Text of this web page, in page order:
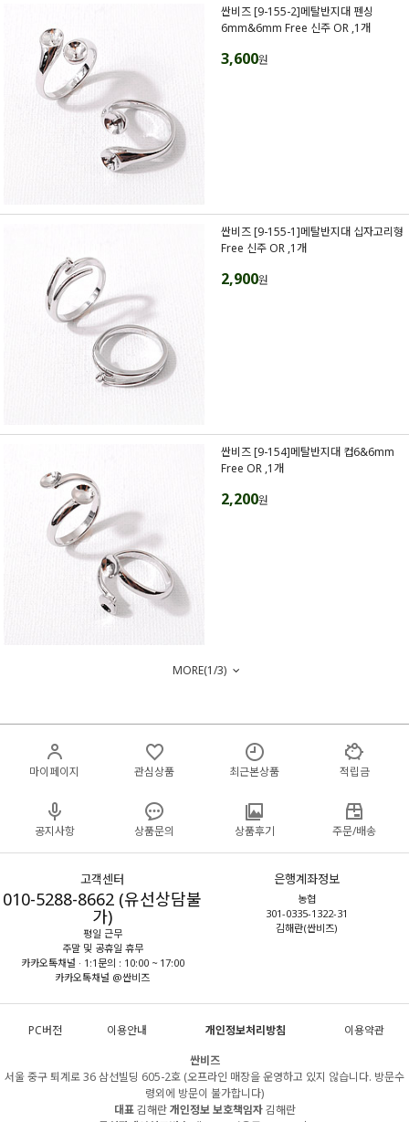
싼비즈 [9-155-2]메탈반지대 펜싱
6mm&6mm Free 신주 OR ,1개
3,600원
싼비즈 [9-155-1]메탈반지대 십자고리형
Free 신주 OR ,1개
2,900원
싼비즈 [9-154]메탈반지대 컵6&6mm
Free OR ,1개
2,200원
MORE(1/3)
마이페이지 관심상품 최근본상품 적립금
공지사항 상품문의 상품후기 주문/배송
고객센터
010-5288-8662 (유선상담불
가)
평일 근무
주말 및 공휴일 휴무
카카오톡채널 · 1:1문의 : 10:00 ~ 17:00
카카오톡채널 @싼비즈
은행계좌정보
농협
301-0335-1322-31
김해란(싼비즈)
PC버전 이용안내 개인정보처리방침
이용약관
싼비즈
서울 중구 퇴계로 36 삼선빌딩 605-2호 (오프라인 매장을 운영하고 있지 않습니다. 방문수
령외에 방문이 불가합니다)
대표김해란개인정보 보호책임자김해란